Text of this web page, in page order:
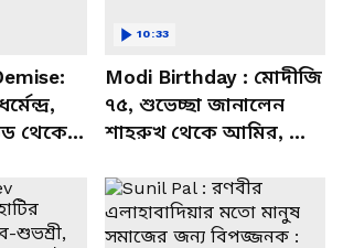
থেকে
Modi Birthday : মোদীজি
৭৫, শুভেচ্ছা জানালেন
শাহরুখ থেকে আমির, কী
10:33